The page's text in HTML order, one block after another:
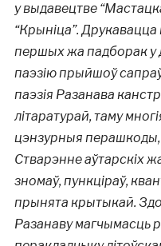
у выдавецтве
“Крыніца”.
першых жа падборак у
паэзію прыйшоў
паэзія Разанава
літаратурай, таму
цэнзурныя перашкоды,
Стварэнне аўтарскіх
зномаў, пункціраў,
прынята крытыкай.
Разанаву магчымасць